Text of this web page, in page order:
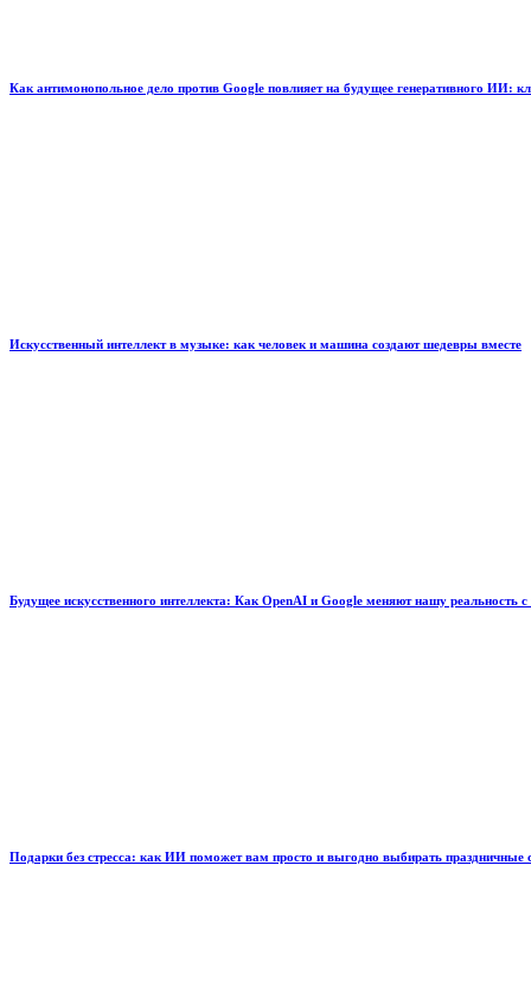
Как антимонопольное дело против Google повлияет на будущее генеративного ИИ:
Искусственный интеллект в музыке: как человек и машина создают шедевры вместе
Будущее искусственного интеллекта: Как OpenAI и Google меняют нашу реальность
Подарки без стресса: как ИИ поможет вам просто и выгодно выбирать праздничные